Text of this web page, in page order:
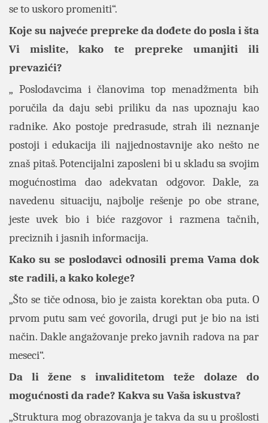
se to uskoro promeniti“.
Koje su najveće prepreke da dođete do posla i šta
Vi mislite, kako te prepreke umanjiti ili
prevazići?
„ Poslodavcima i članovima top menadžmenta bih
poručila da daju sebi priliku da nas upoznaju kao
radnike. Ako postoje predrasude, strah ili neznanje
postoji i edukacija ili najjednostavnije ako nešto ne
znaš pitaš. Potencijalni zaposleni bi u skladu sa svojim
mogućnostima dao adekvatan odgovor. Dakle, za
navedenu situaciju, najbolje rešenje po obe strane,
jeste uvek bio i biće razgovor i razmena tačnih,
preciznih i jasnih informacija.
Kako su se poslodavci odnosili prema Vama dok
ste radili, a kako kolege?
„Što se tiče odnosa, bio je zaista korektan oba puta. O
prvom putu sam već govorila, drugi put je bio na isti
način. Dakle angažovanje preko javnih radova na par
meseci“.
Da li žene s invaliditetom teže dolaze do
mogućnosti da rade? Kakva su Vaša iskustva?
„Struktura mog obrazovanja je takva da su u prošlosti